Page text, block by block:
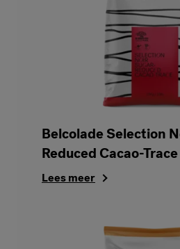
Belcolade Selection
Reduced Cacao-Trace
Lees meer